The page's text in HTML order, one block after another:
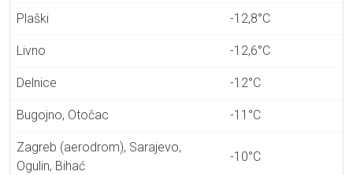
Plaški -12,8°C
Livno -12,6°C
Delnice -12°C
Bugojno, Otočac -11°C
Zagreb (aerodrom), Sarajevo,
Ogulin, Bihać
-10°C